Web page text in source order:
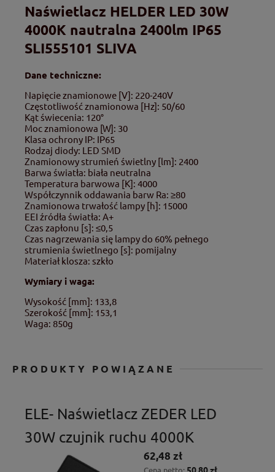
Naświetlacz HELDER LED 30W
4000K nautralna 2400lm IP65
SLI555101 SLIVA
Dane techniczne:
Napięcie znamionowe [V]: 220-240V
Częstotliwość znamionowa [Hz]: 50/60
Kąt świecenia: 120°
Moc znamionowa [W]: 30
Klasa ochrony IP: IP65
Rodzaj diody: LED SMD
Znamionowy strumień świetlny [lm]: 2400
Barwa światła: biała neutralna
Temperatura barwowa [K]: 4000
Współczynnik oddawania barw Ra: ≥80
Znamionowa trwałość lampy [h]: 15000
EEI źródła światła: A+
Czas zapłonu [s]: ≤0,5
Czas nagrzewania się lampy do 60% pełnego
strumienia świetlnego [s]: pomijalny
Materiał klosza: szkło
Wymiary i waga:
Wysokość [mm]: 133,8
Szerokość [mm]: 153,1
Waga: 850g
PRODUKTY POWIĄZANE
ELE- Naświetlacz ZEDER LED
30W czujnik ruchu 4000K
62,48 zł
Cena netto: 50,80 zł